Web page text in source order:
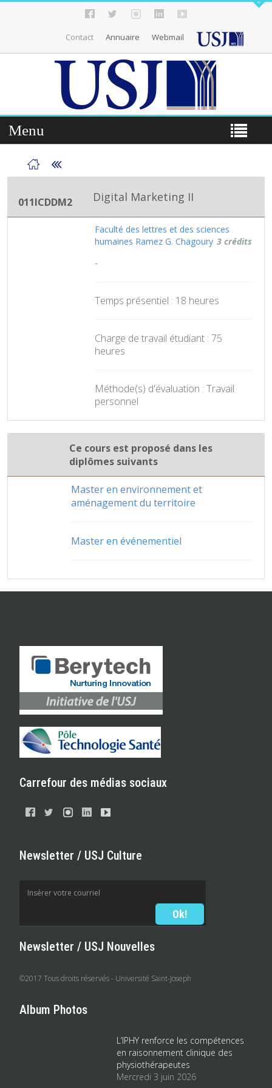
Contact Annuaire Webmail
Menu
011ICDDM2 Digital Marketing II
Faculté des lettres et des sciences
humaines Ramez G. Chagoury 3 crédits
-
Temps présentiel : 18 heures
Charge de travail étudiant : 75
heures
Méthode(s) d'évaluation : Travail
personnel
Ce cours est proposé dans les
diplômes suivants
Master en environnement et
aménagement du territoire
Master en événementiel
Carrefour des médias sociaux
Newsletter / USJ Culture
Newsletter / USJ Nouvelles
©2017 Tous droits réservés - Université Saint-Joseph
Album Photos
L’IPHY renforce les compétences
en raisonnement clinique des
physiothérapeutes
Mercredi 3 juin 2026